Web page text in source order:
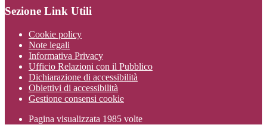
Sezione Link Utili
Cookie policy
Note legali
Informativa Privacy
Ufficio Relazioni con il Pubblico
Dichiarazione di accessibilità
Obiettivi di accessibilità
Gestione consensi cookie
Pagina visualizzata 1985 volte